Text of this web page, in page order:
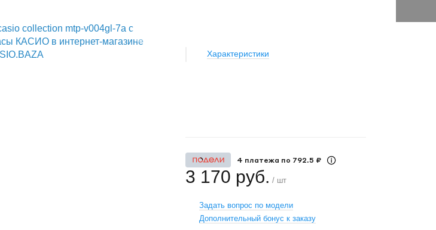
Характеристики
4 платежа по 792.5 ₽
3 170 руб. / шт
Задать вопрос по модели
Дополнительный бонус к заказу